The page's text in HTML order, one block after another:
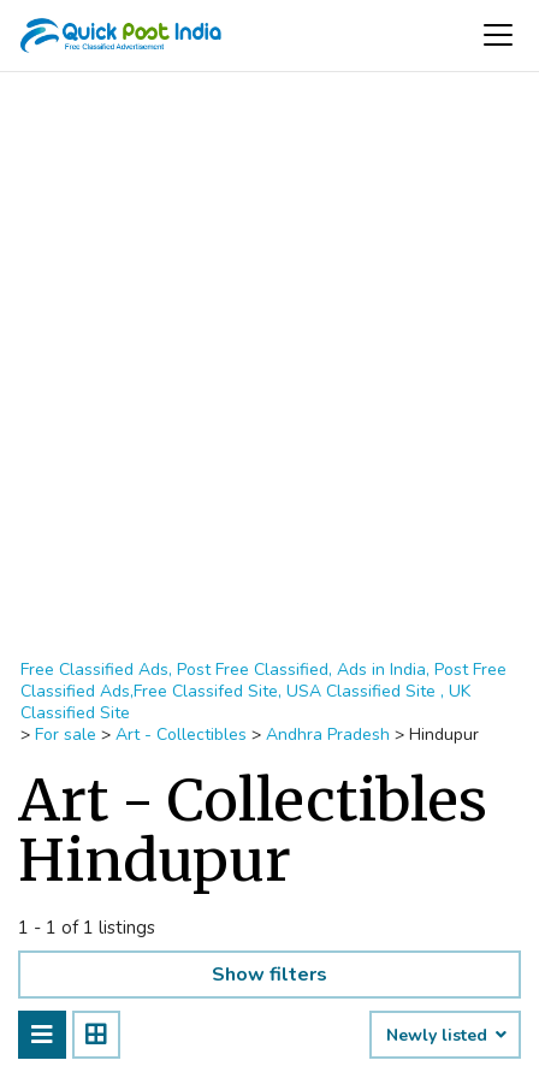
Free Classified Ads, Post Free Classified, Ads in India, Post Free
Classified Ads,Free Classifed Site, USA Classified Site , UK
Classified Site
> For sale > Art - Collectibles > Andhra Pradesh > Hindupur
Art - Collectibles
Hindupur
1 - 1 of 1 listings
Show filters
Newly listed